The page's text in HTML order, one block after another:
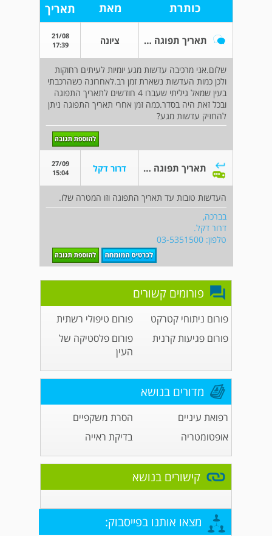
כותרת מאת תאריך
תאריך תפוגה של עדשות מגע יומיות ציונה
21/08
17:39
שלום.אני מרכיבה עדשות מגע יומיות לעיתים רחוקות
ולכן כמות העדשות נשארת זמן רב.לאחרונה כשהרכבתי
בעין שמאל גיליתי שעברו 4 חודשים לתאריך התפוגה
ובכל זאת היה בסדר.כמה זמן אחרי תאריך התפוגה ניתן
להחזיק עדשות מגע?
תאריך תפוגה של עדשות מגע יומיות דרור דקל
27/09
15:04
העדשות טובות עד תאריך התפוגה וזו המטרה שלו.
בברכה,
דרור דקל.
טלפון: 03-5351500
פורומים קשורים
פורום ניתוחי קטרקט
פורום טיפולי רשתית
פורום פגיעות קרנית
פורום פלסטיקה של
העין
מדורים בנושא
רפואת עיניים
הסרת משקפיים
אופטומטריה
בדיקת ראייה
קישורים בנושא
מצאו אותנו בפייסבוק: